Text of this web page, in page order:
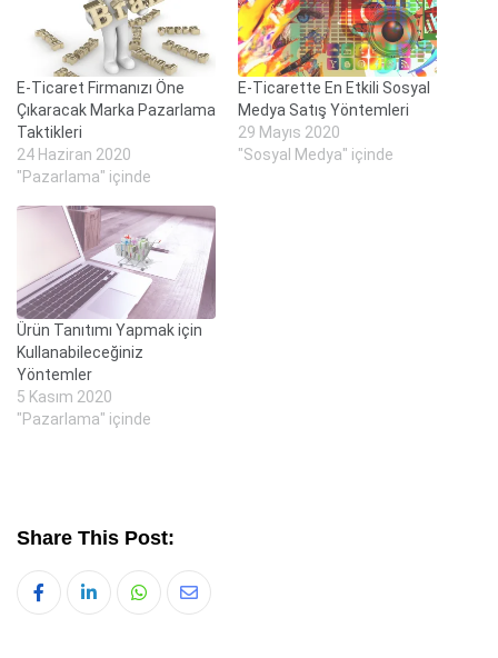
E-Ticaret Firmanızı Öne
Çıkaracak Marka Pazarlama
Taktikleri
24 Haziran 2020
"Pazarlama" içinde
E-Ticarette En Etkili Sosyal
Medya Satış Yöntemleri
29 Mayıs 2020
"Sosyal Medya" içinde
Ürün Tanıtımı Yapmak için
Kullanabileceğiniz
Yöntemler
5 Kasım 2020
"Pazarlama" içinde
Share This Post:
Whatsapp
Share